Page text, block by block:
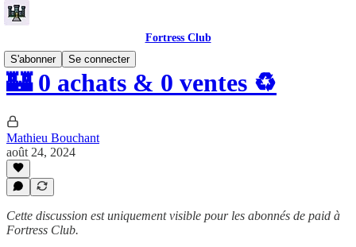
Fortress Club
S'abonner
Se connecter
🏰 0 achats & 0 ventes ♻️
Mathieu Bouchant
août 24, 2024
Cette discussion est uniquement visible pour les abonnés de paid à
Fortress Club.